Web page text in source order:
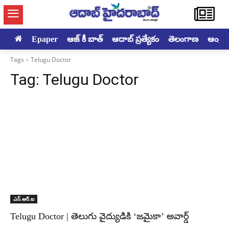
Epaper ఆజ్ కీ బాత్ ఆదాబ్ ప్రత్యేకం తెలంగాణ
Tags Telugu Doctor
Tag: Telugu Doctor
ఎన్‌.ఆర్‌.ఐ
Telugu Doctor | తెలుగు వైద్యుడికి ‘జమైకా’ అవార్డ్